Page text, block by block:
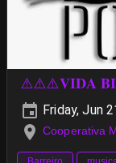
⚠️⚠️⚠️𝐕𝐈𝐃𝐀
Friday, Jun
Cooperativa